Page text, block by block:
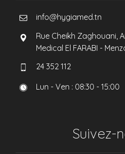
info@hygiamed.tn
Rue Cheikh Zaghouani,
Medical El FARABI -
24 352 112
Lun - Ven : 08:30 - 15:00
Suivez-